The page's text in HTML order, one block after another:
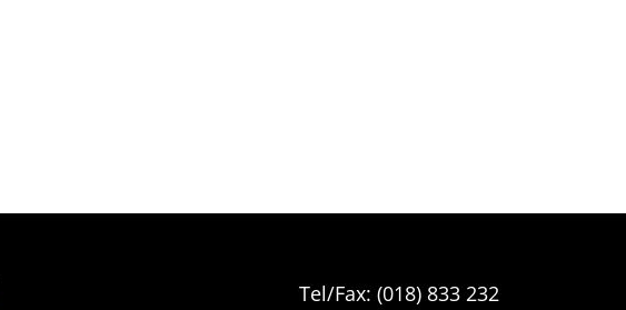
Tel/Fax: (018) 833 232